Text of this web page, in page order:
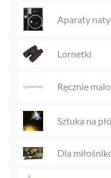
Aparaty
Lornetki
Ręcznie
Sztuka na
Dla